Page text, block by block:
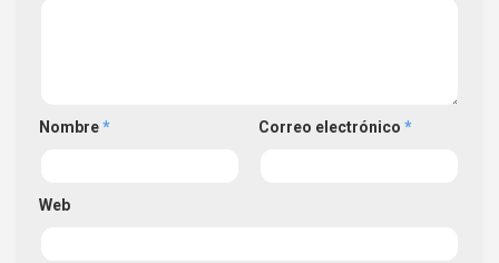
Nombre* Correo electrónico *
Web